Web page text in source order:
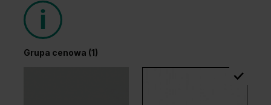
Grupa cenowa (1)
Grupa cenowa (1)